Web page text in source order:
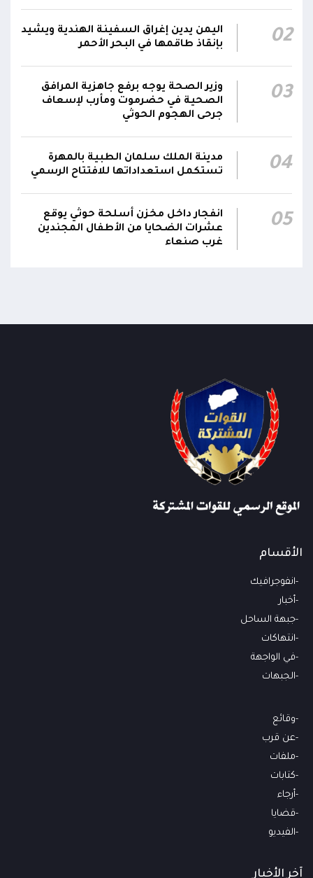
عاجل| فشل إطلاق صاروخ باليستي حوثي من ذي
السفال بمحافظة إب.. وإصابة عدد من عناصر
المليشيا ونقلهم إلى مستشفى الرفاعي بمدينة
القاعدة
02
اليمن يدين إغراق السفينة الهندية ويشيد
بإنقاذ طاقمها في البحر الأحمر
03
وزير الصحة يوجه برفع جاهزية المرافق
الصحية في حضرموت ومأرب لإسعاف
جرحى الهجوم الحوثي
04
مدينة الملك سلمان الطبية بالمهرة
تستكمل استعداداتها للافتتاح الرسمي
05
انفجار داخل مخزن أسلحة حوثي يوقع
عشرات الضحايا من الأطفال المجندين
غرب صنعاء
الأقسام
انفوجرافيك
أخبار
جبهة الساحل
انتهاكات
في الواجهة
الجبهات
وقائع
عن قرب
ملفات
كتابات
أرجاء
قضايا
الفيديو
آخر الأخبار